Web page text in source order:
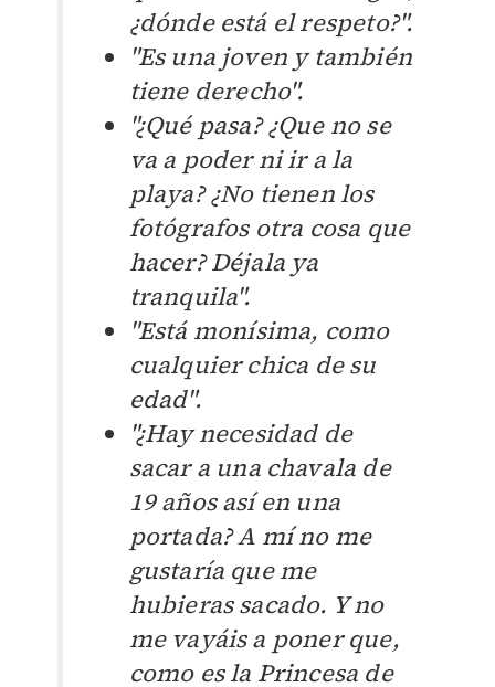
¿dónde está el respeto?".
"Es una joven y también
tiene derecho".
"¿Qué pasa? ¿Que no se
va a poder ni ir a la
playa? ¿No tienen los
fotógrafos otra cosa que
hacer? Déjala ya
tranquila".
"Está monísima, como
cualquier chica de su
edad".
"¿Hay necesidad de
sacar a una chavala de
19 años así en una
portada? A mí no me
gustaría que me
hubieras sacado. Y no
me vayáis a poner que,
como es la Princesa de